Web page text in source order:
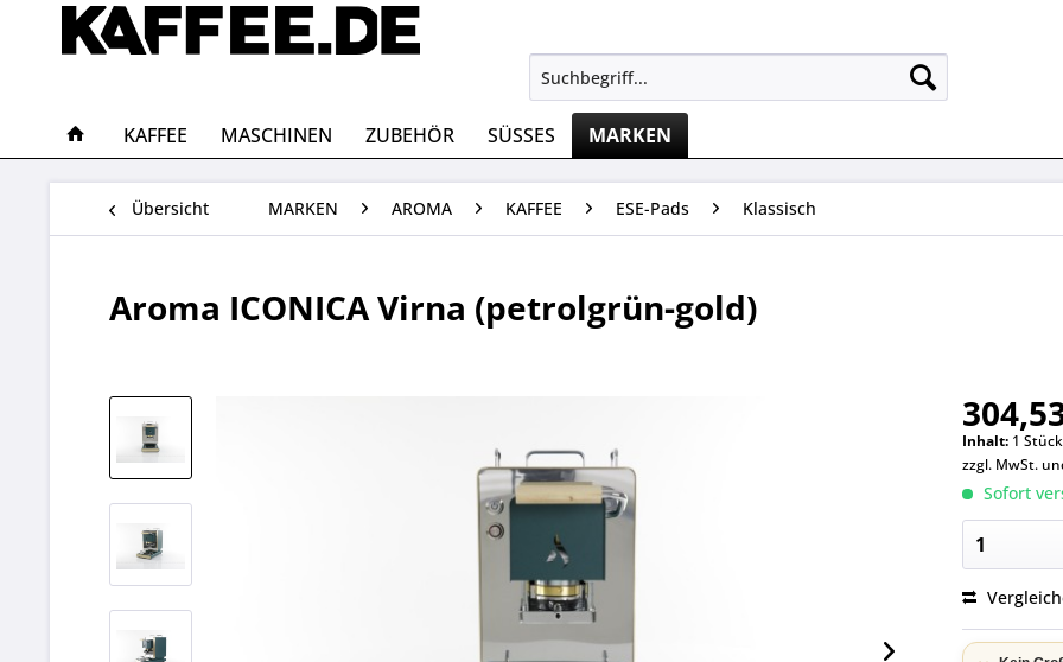
KAFFEE MASCHINEN ZUBEHÖR SÜSSES MARKEN
Übersicht MARKEN AROMA KAFFEE ESE-Pads Klassisch
Aroma ICONICA Virna (petrolgrün-gold)
Inhalt: 1 Stück
zzgl. MwSt.
Sofort